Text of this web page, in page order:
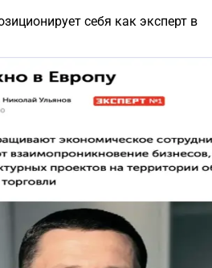
себя как эксперт в